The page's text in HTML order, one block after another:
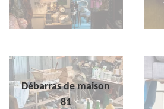
Débarras de maison
81